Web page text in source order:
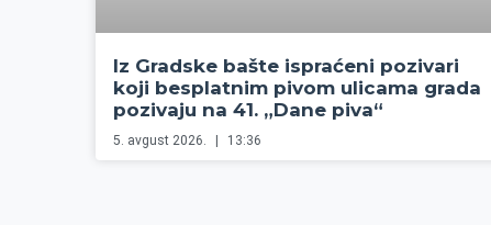
Iz Gradske bašte ispraćeni pozivari
koji besplatnim pivom ulicama grada
pozivaju na 41. „Dane piva“
5. avgust 2026. 13:36